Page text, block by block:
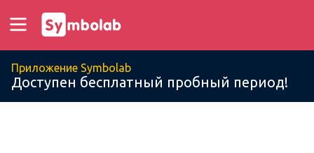
Приложение Symbolab
Доступен бесплатный пробный период!